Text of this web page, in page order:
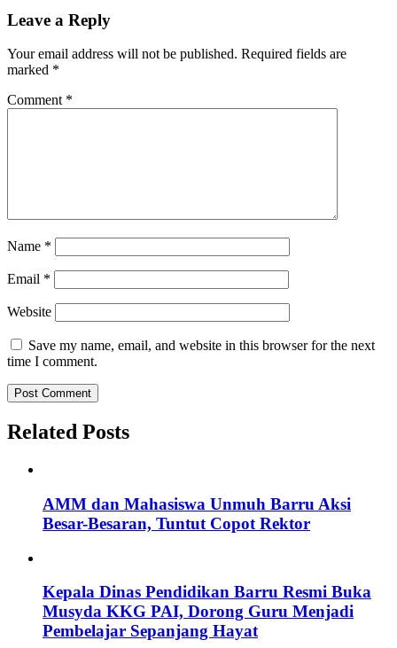
Leave a Reply
Your email address will not be published. Required fields are
marked *
Comment *
Name *
Email *
Website
Save my name, email, and website in this browser for the next
time I comment.
Related Posts
AMM dan Mahasiswa Unmuh Barru Aksi
Besar-Besaran, Tuntut Copot Rektor
Kepala Dinas Pendidikan Barru Resmi Buka
Musyda KKG PAI, Dorong Guru Menjadi
Pembelajar Sepanjang Hayat